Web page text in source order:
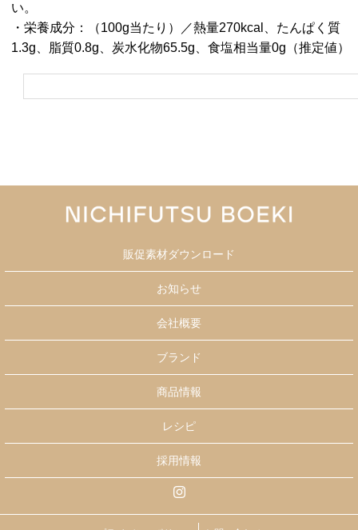
い。
・栄養成分：（100g当たり）／熱量270kcal、たんぱく質
1.3g、脂質0.8g、炭水化物65.5g、食塩相当量0g（推定値）
販促素材ダウンロード
お知らせ
会社概要
ブランド
商品情報
レシピ
採用情報